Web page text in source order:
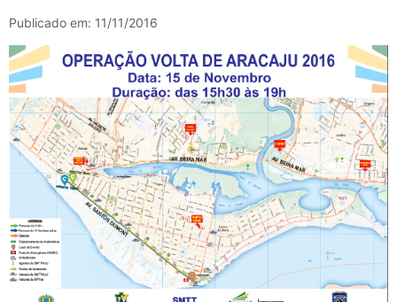
Publicado em: 11/11/2016